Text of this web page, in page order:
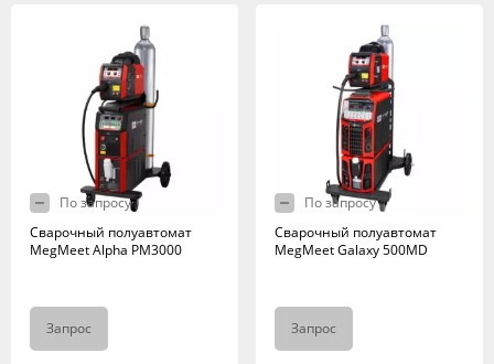
По запросу
Сварочный полуавтомат
MegMeet Alpha PM3000
Запрос
По запросу
Сварочный полуавтомат
MegMeet Galaxy 500MD
Запрос